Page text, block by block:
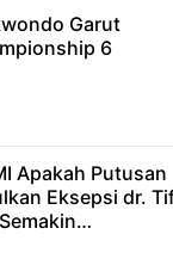
Garut
6
Apakah Putusan
Eksepsi dr.
Ijazah